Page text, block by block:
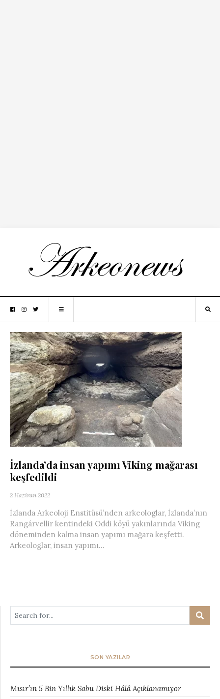
İzlanda’da insan yapımı Viking mağarası
keşfedildi
2 Haziran 2022
İzlanda Arkeoloji Enstitüsü’nden arkeologlar, İzlanda’nın
Rangárvellir kentindeki Oddi köyü yakınlarında Viking
döneminden kalma insan yapımı mağara keşfetti.
Arkeologlar, insan yapımı...
SON YAZILAR
Mısır’ın 5 Bin Yıllık Sabu Diski Hâlâ Açıklanamıyor